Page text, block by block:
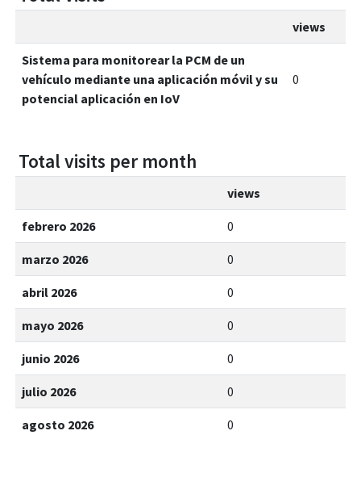
views
Sistema para monitorear la PCM de un
vehículo mediante una aplicación móvil y su
potencial aplicación en IoV
0
Total visits per month
views
febrero 2026 0
marzo 2026 0
abril 2026 0
mayo 2026 0
junio 2026 0
julio 2026 0
agosto 2026 0